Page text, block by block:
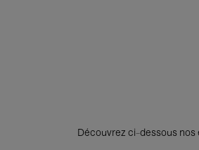
Découvrez ci-dessous nos